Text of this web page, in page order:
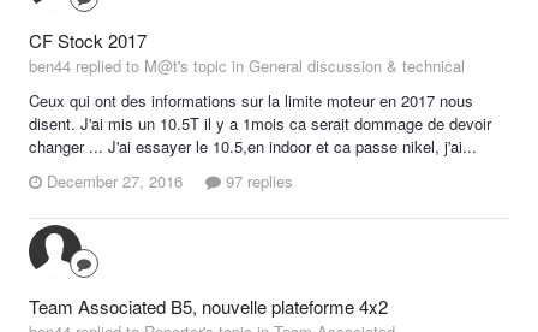
CF Stock 2017
ben44 replied to M@t's topic in General discussion & technical
Ceux qui ont des informations sur la limite moteur en 2017 nous
disent. J'ai mis un 10.5T il y a 1mois ca serait dommage de devoir
changer ... J'ai essayer le 10.5,en indoor et ca passe nikel, j'ai...
December 27, 2016
97 replies
Team Associated B5, nouvelle plateforme 4x2